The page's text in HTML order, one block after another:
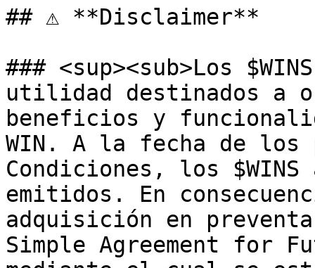
## ⚠ **Disclaimer**
### <sup><sub>Los
utilidad destinados a
beneficios y
WIN. A la fecha de los
Condiciones, los
emitidos. En
adquisición en
Simple Agreement for